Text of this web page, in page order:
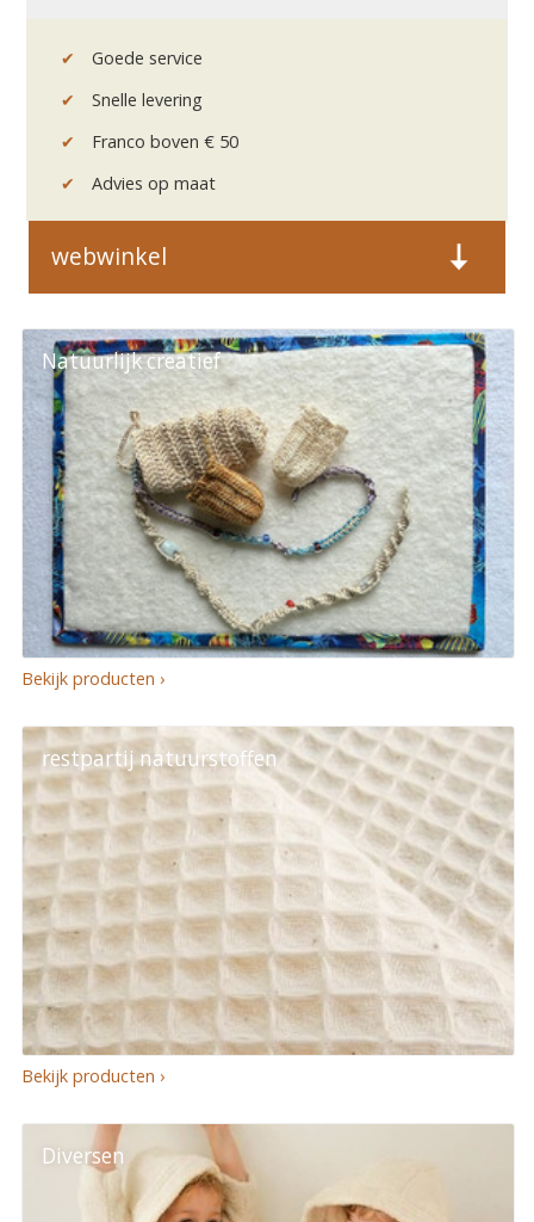
✔
Goede service
✔
Snelle levering
✔
Franco boven € 50
✔
Advies op maat
webwinkel
Natuurlijk creatief
Bekijk producten ›
restpartij natuurstoffen
Bekijk producten ›
Diversen